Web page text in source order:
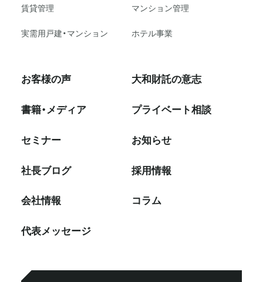
賃貸管理
マンション管理
実需用戸建・マンション
ホテル事業
お客様の声
書籍・メディア
セミナー
社⻑ブログ
会社情報
代表メッセージ
大和財託の意志
プライベート相談
お知らせ
採⽤情報
コラム